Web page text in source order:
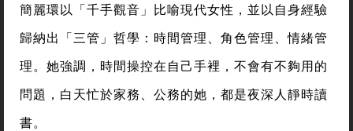
簡麗環以「千手觀音」比喻現代女性，並以自身經驗
歸納出「三管」哲學：時間管理、角色管理、情緒管
理。她強調，時間操控在自己手裡，不會有不夠用的
問題，白天忙於家務、公務的她，都是夜深人靜時讀
書。